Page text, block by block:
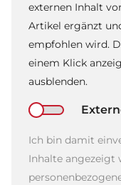
externen Inhalt
Artikel ergänzt
empfohlen wird.
einem Klick
ausblenden.
Ich bin damit
Inhalte angezeigt